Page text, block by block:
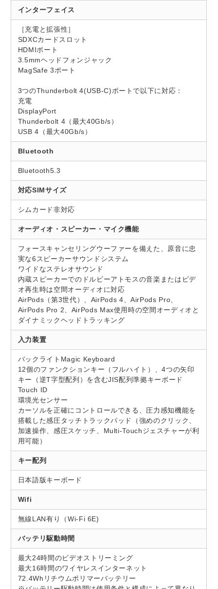
インターフェイス
［充電と拡張性］
SDXCカードスロット
HDMIポート
3.5mmヘッドフォンジャック
MagSafe 3ポート
3つのThunderbolt 4(USB-C)ポートで以下に対応：
充電
DisplayPort
Thunderbolt 4（最大40Gb/s）
USB 4（最大40Gb/s）
Bluetooth
Bluetooth5.3
対応SIMサイズ
シムカード非対応
オーディオ・スピーカー・マイク機能
フォースキャンセリングウーファーを備えた、原音に忠
実な6スピーカーサウンドシステム
ワイドなステレオサウンド
内蔵スピーカーでのドルビーアトモスの音楽またはビデ
オ再生時は空間オーディオに対応
AirPods（第3世代）、AirPods 4、AirPods Pro、
AirPods Pro 2、AirPods Max使用時の空間オーディオと
ダイナミックヘッドトラッキング
入力装置
バックライトMagic Keyboard
12個のファンクションキー（フルハイト）、4つの矢印
キー（逆T字型配列）を含むJIS配列準拠キーボード
Touch ID
環境光センサー
カーソルを正確にコントロールできる、圧力感知機能を
搭載した感圧タッチトラックパッド（強めのクリック、
加速操作、感圧スケッチ、Multi-Touchジェスチャーが利
用可能）
キー配列
日本語版キーボード
Wifi
無線LAN有り（Wi-Fi 6E)
バッテリ駆動時間
最大24時間のビデオストリーミング
最大16時間のワイヤレスインターネット
72.4Whリチウムポリマーバッテリー